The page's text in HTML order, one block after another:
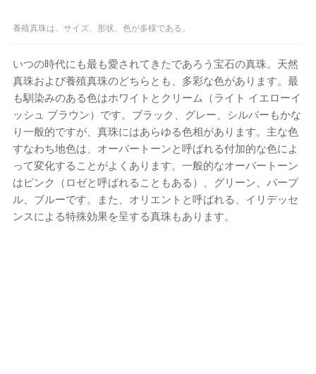
養殖真珠は、サイズ、形状、色が多様である。
いつの時代にも最も愛されてきたであろう宝石の真珠。天然
真珠および養殖真珠のどちらとも、多彩な色があります。最
も馴染みのある色はホワイトとクリーム（ライト イエローイ
ッシュ ブラウン）です。ブラック、グレー、シルバーもかな
り一般的ですが、真珠にはあらゆる色相があります。主な色
すなわち地色は、オーバートーンと呼ばれる付加的な色によ
って変化することがよくあります。一般的なオーバートーン
はピンク（ロゼと呼ばれることもある）、グリーン、パープ
ル、ブルーです。また、オリエントと呼ばれる、イリデッセ
ンスによる特殊効果を呈する真珠もあります。